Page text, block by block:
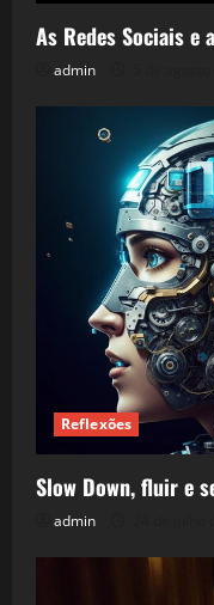
As Redes Sociais e
admin
Reflexões
Slow Down, fluir e
admin